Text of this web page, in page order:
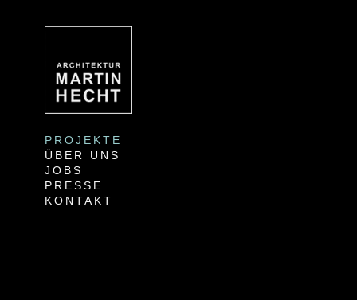
PROJEKTE
ÜBER UNS
JOBS
PRESSE
KONTAKT